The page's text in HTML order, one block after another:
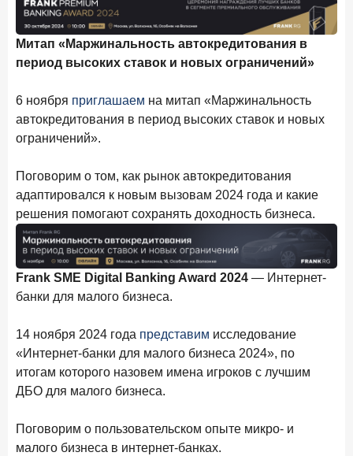
10 марта 2026 года ИССЛЕДОВАНИЕ
Куда уходят деньги? Frank RG исследует рынок
вкладов
6 марта 2026 года
составил 748,4 млрд руб.
25 февраля 2026 года
в январе 2026 года
18 февраля 2026 года ИССЛЕДОВАНИЕ
Не по цене, а по ценности: как россияне выбирали
подписки в 2025 году?
17 февраля 2026 года ИССЛЕДОВАНИЕ
Бизнес на маркетплейсах: новичкам здесь больше не
место
6 февраля 2026 года ИССЛЕДОВАНИЕ
По итогам января 2026 года объем выдач кредитов
составил 822,8 млрд руб.
2 февраля 2026 года
Premium Banking в 2025 году: портрет клиента, тренды
и стратегии банков
Митап «Маржинальность автокредитования в
период высоких ставок и новых ограничений»
6 ноября приглашаем на митап «Маржинальность
автокредитования в период высоких ставок и новых
ограничений».
Поговорим о том, как рынок автокредитования
адаптировался к новым вызовам 2024 года и какие
решения помогают сохранять доходность бизнеса.
Frank SME Digital Banking Award 2024 — Интернет-
банки для малого бизнеса.
14 ноября 2024 года представим исследование
«Интернет-банки для малого бизнеса 2024», по
итогам которого назовем имена игроков с лучшим
ДБО для малого бизнеса.
Поговорим о пользовательском опыте микро- и
малого бизнеса в интернет-банках.